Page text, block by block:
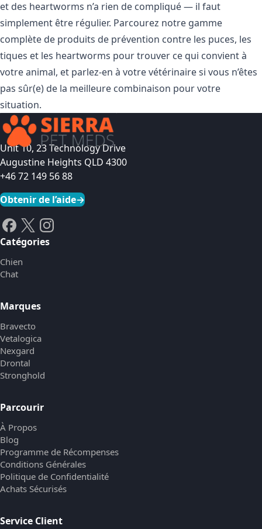
et des heartworms n’a rien de compliqué — il faut
simplement être régulier. Parcourez notre gamme
complète de produits de prévention contre les puces, les
tiques et les heartworms pour trouver ce qui convient à
votre animal, et parlez-en à votre vétérinaire si vous n’êtes
pas sûr(e) de la meilleure combinaison pour votre
situation.
Unit 10, 23 Technology Drive
Augustine Heights QLD 4300
+46 72 149 56 88
Obtenir de l’aide→
Catégories
Chien
Chat
Marques
Bravecto
Vetalogica
Nexgard
Drontal
Stronghold
Parcourir
À Propos
Blog
Programme de Récompenses
Conditions Générales
Politique de Confidentialité
Achats Sécurisés
Service Client